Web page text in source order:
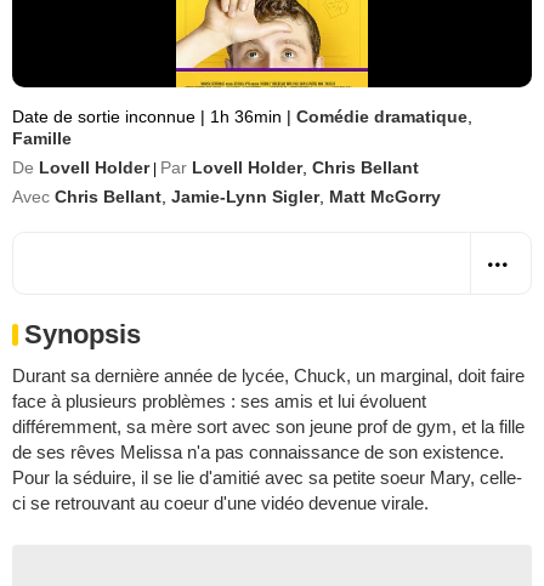
Date de sortie inconnue | 1h 36min | Comédie dramatique
Famille
De Lovell Holder Par Lovell Holder, Chris Bellant
Avec Chris Bellant Jamie-Lynn Sigler, Matt McGorry
Synopsis
Durant sa dernière année de lycée, Chuck, un marginal, doit faire
face à plusieurs problèmes : ses amis et lui évoluent
différemment, sa mère sort avec son jeune prof de gym, et la fille
de ses rêves Melissa n'a pas connaissance de son existence.
Pour la séduire, il se lie d'amitié avec sa petite soeur Mary, celle-
ci se retrouvant au coeur d'une vidéo devenue virale.